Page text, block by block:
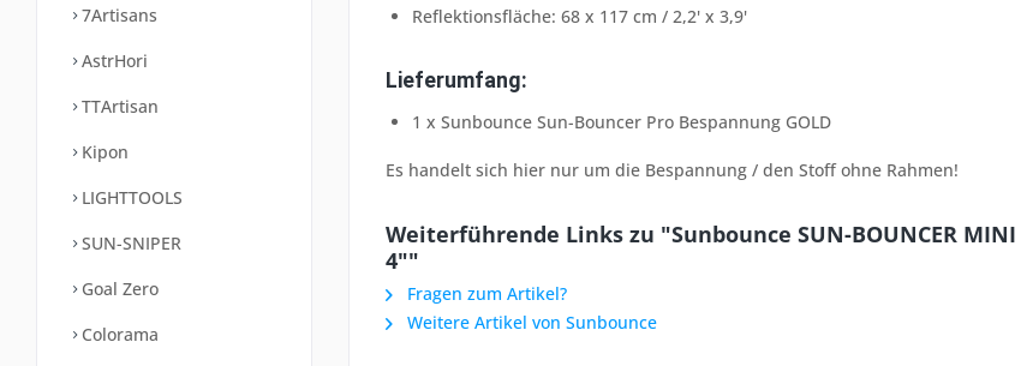
7Artisans
AstrHori
TTArtisan
Kipon
LIGHTTOOLS
SUN-SNIPER
Goal Zero
Colorama
Reflektionsfläche: 68 x 117 cm / 2,2' x 3,9'
Lieferumfang:
1 x Sunbounce Sun-Bouncer Pro Bespannung GOLD
Es handelt sich hier nur um die Bespannung / den Stoff ohne Rahmen!
Weiterführende Links zu "Sunbounce SUN-BOUNCER
4""
Fragen zum Artikel?
Weitere Artikel von Sunbounce